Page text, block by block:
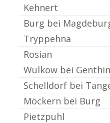
Kehnert
Burg bei
Tryppehna
Rosian
Wulkow bei Genthin
Schelldorf bei
Möckern bei Burg
Pietzpuhl